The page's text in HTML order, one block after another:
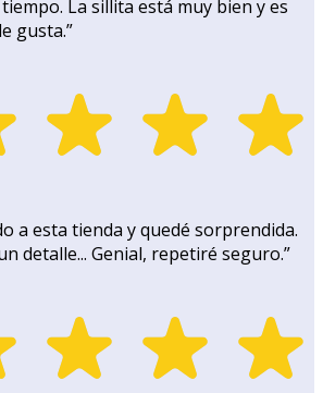
La sillita está muy bien y es
gusta.”
a esta tienda y quedé sorprendida.
detalle... Genial, repetiré seguro.”